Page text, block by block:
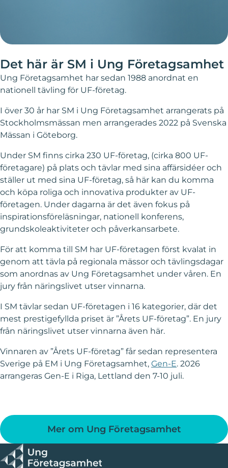
Det här är SM i Ung Företagsamhet
Ung Företagsamhet har sedan 1988 anordnat en
nationell tävling för UF-företag.
I över 30 år har SM i Ung Företagsamhet arrangerats på
Stockholmsmässan men arrangerades 2022 på Svenska
Mässan i Göteborg.
Under SM finns cirka 230 UF-företag, (cirka 800 UF-
företagare) på plats och tävlar med sina affärsidéer och
ställer ut med sina UF-företag, så här kan du komma
och köpa roliga och innovativa produkter av UF-
företagen. Under dagarna är det även fokus på
inspirationsföreläsningar, nationell konferens,
grundskoleaktiviteter och påverkansarbete.
För att komma till SM har UF-företagen först kvalat in
genom att tävla på regionala mässor och tävlingsdagar
som anordnas av Ung Företagsamhet under våren. En
jury från näringslivet utser vinnarna.
I SM tävlar sedan UF-företagen i 16 kategorier, där det
mest prestigefyllda priset är ”Årets UF-företag”. En jury
från näringslivet utser vinnarna även här.
Vinnaren av ”Årets UF-företag” får sedan representera
Sverige på EM i Ung Företagsamhet, Gen-E. 2026
arrangeras Gen-E i Riga, Lettland den 7-10 juli.
Mer om Ung Företagsamhet